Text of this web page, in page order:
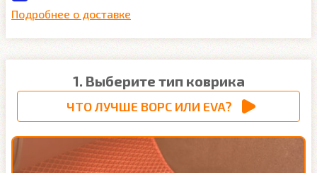
Подробнее о доставке
1. Выберите тип коврика
ЧТО ЛУЧШЕ ВОРС ИЛИ EVA?